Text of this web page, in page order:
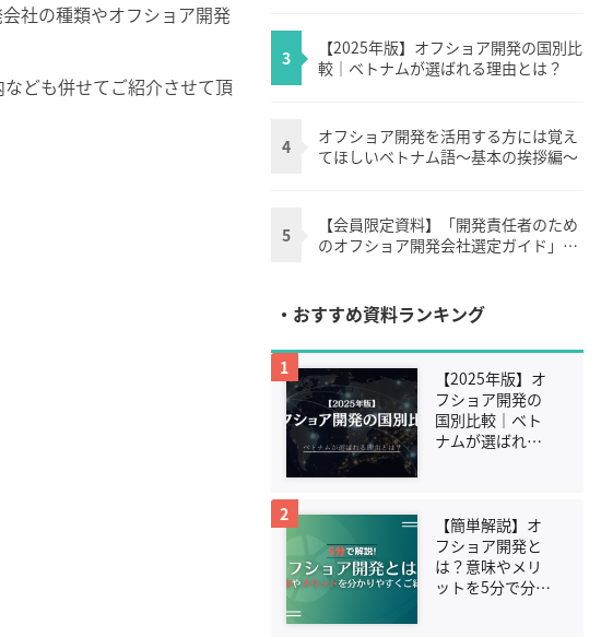
社の種類やオフショア開発
ども併せてご紹介させて頂
3
【2025年版】オフショア開発の国別比
較｜ベトナムが選ばれる理由とは？
4
オフショア開発を活用する方には覚え
てほしいベトナム語～基本の挨拶編～
5
【会員限定資料】「開発責任者のため
のオフショア開発会社選定ガイド」を
・おすすめ資料ランキング
1
【2025年版】オ
フショア開発の
国別比較｜ベト
ナムが選ばれる
2
【簡単解説】オ
フショア開発と
は？意味やメリ
ットを5分で分か